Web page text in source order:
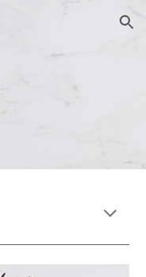
Skip to navigation